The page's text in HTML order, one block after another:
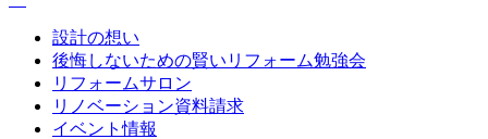
設計の想い
後悔しないための賢いリフォーム勉強会
リフォームサロン
リノベーション資料請求
イベント情報